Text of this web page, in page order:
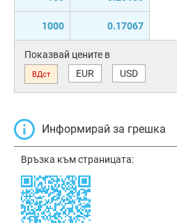
1000 0.17067
Показвай цените в
ВДст EUR USD
Информирай за грешка
Връзка към страницата: